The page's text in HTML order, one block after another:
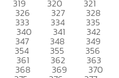
319 320 321
326 327 328
333 334 335
340 341 342
347 348 349
354 355 356
361 362 363
368 369 370